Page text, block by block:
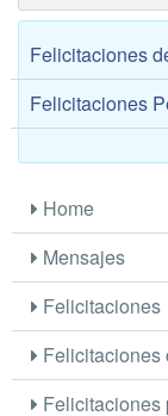
Felicitaciones
Felicitaciones
Home
Mensajes
Felicitaciones
Felicitaciones
Felicitaciones